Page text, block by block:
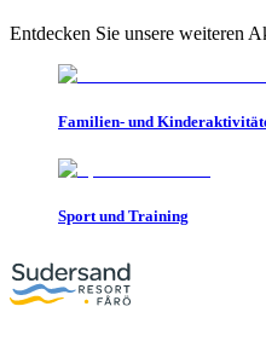
Entdecken Sie unsere weiteren
Familien- und
Sport und Training